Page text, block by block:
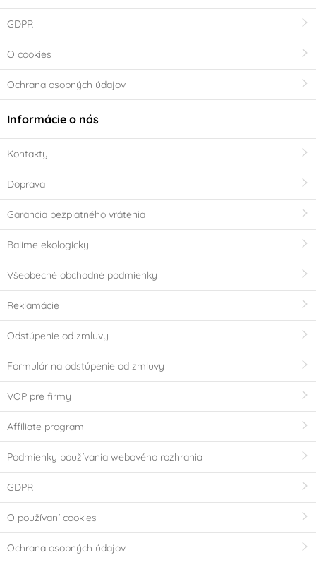
GDPR
O cookies
Ochrana osobných údajov
Informácie o nás
Kontakty
Doprava
Garancia bezplatného vrátenia
Balíme ekologicky
Všeobecné obchodné podmienky
Reklamácie
Odstúpenie od zmluvy
Formulár na odstúpenie od zmluvy
VOP pre firmy
Affiliate program
Podmienky používania webového rozhrania
GDPR
O používaní cookies
Ochrana osobných údajov